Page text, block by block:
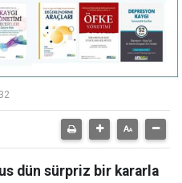
dün sürpriz bir kararla